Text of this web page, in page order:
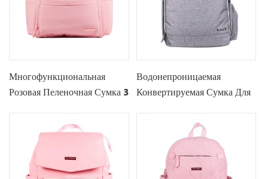
Многофункциональная
Розовая Пеленочная Сумка 3
Водонепроницаемая
Конвертируемая Сумка Для